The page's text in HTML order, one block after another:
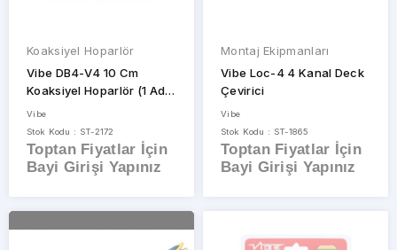
Koaksiyel Hoparlör
Vibe DB4-V4 10 Cm
Koaksiyel Hoparlör (1 Adet
Fiyatıdır)
Vibe
Stok Kodu : ST-2172
Toptan Fiyatlar İçin
Bayi Girişi Yapınız
Montaj Ekipmanları
Vibe Loc-4 4 Kanal Deck
Çevirici
Vibe
Stok Kodu : ST-1865
Toptan Fiyatlar İçin
Bayi Girişi Yapınız